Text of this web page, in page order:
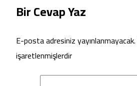
Bir Cevap Yaz
E-posta adresiniz yayınlanmayacak.
işaretlenmişlerdir